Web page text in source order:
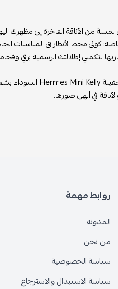
لمسة من الأناقة الفاخرة إلى مظهرك
كوني محط الأنظار في المناسبات
لتكملي إطلالتك الرسمية برقي
في أبهى صورها.
روابط مهمة
المدونة
من نحن
سياسة الخصوصية
سياسة الاستبدال والاسترجاع